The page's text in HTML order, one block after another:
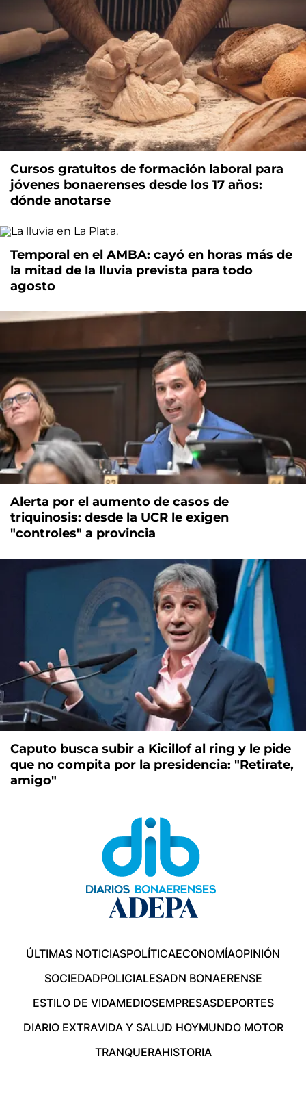
Cursos gratuitos de formación laboral para
jóvenes bonaerenses desde los 17 años:
dónde anotarse
Temporal en el AMBA: cayó en horas más de
la mitad de la lluvia prevista para todo
agosto
Alerta por el aumento de casos de
triquinosis: desde la UCR le exigen
"controles" a provincia
Caputo busca subir a Kicillof al ring y le pide
que no compita por la presidencia: "Retirate,
amigo"
ÚLTIMAS NOTICIASPOLÍTICAECONOMÍAOPINIÓN
SOCIEDADPOLICIALESADN BONAERENSE
ESTILO DE VIDAMEDIOSEMPRESASDEPORTES
DIARIO EXTRAVIDA Y SALUD HOYMUNDO MOTOR
TRANQUERAHISTORIA